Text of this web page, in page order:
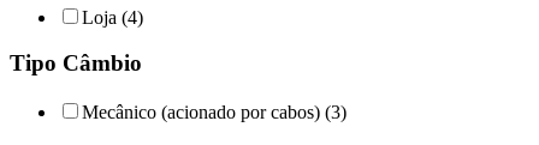
Loja (4)
Tipo Câmbio
Mecânico (acionado por cabos) (3)